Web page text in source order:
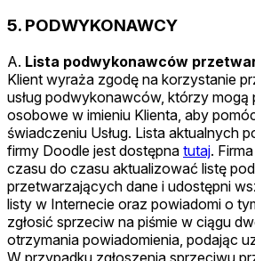
5. PODWYKONAWCY
A. Lista podwykonawców
Klient wyraża zgodę na korzystanie
usług podwykonawców, którzy mogą
osobowe w imieniu Klienta, aby
świadczeniu Usług. Lista aktualnych
firmy Doodle jest dostępna tutaj.
czasu do czasu aktualizować listę
przetwarzających dane i udostępni
listy w Internecie oraz powiadomi o
zgłosić sprzeciw na piśmie w ciągu
otrzymania powiadomienia, podając
W przypadku zgłoszenia sprzeciwu